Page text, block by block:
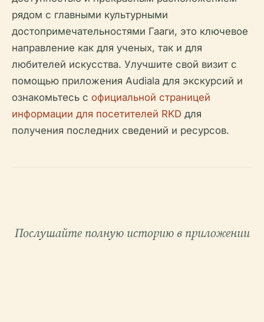
рядом с главными культурными
достопримечательностями Гааги, это ключевое
направление как для ученых, так и для
любителей искусства. Улучшите свой визит с
помощью приложения Audiala для экскурсий и
ознакомьтесь с официальной страницей
информации для посетителей RKD для
получения последних сведений и ресурсов.
Послушайте полную историю в приложении